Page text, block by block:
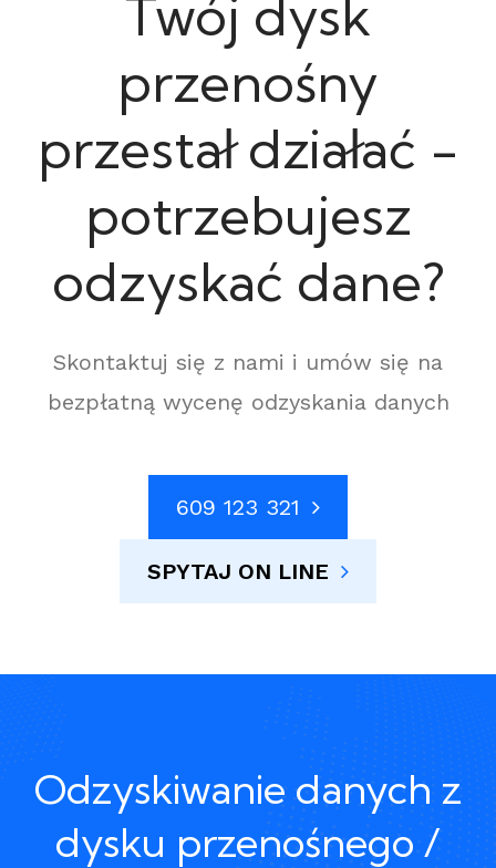
Twój dysk
przenośny
przestał działać -
potrzebujesz
odzyskać dane?
Skontaktuj się z nami i umów się na
bezpłatną wycenę odzyskania danych
609 123 321
SPYTAJ ON LINE
Odzyskiwanie danych z
dysku przenośnego /